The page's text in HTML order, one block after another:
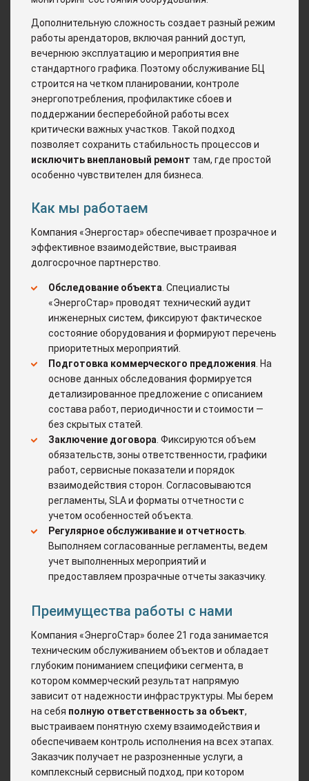
Дополнительную сложность создает разный режим
работы арендаторов, включая ранний доступ,
вечернюю эксплуатацию и мероприятия вне
стандартного графика. Поэтому обслуживание БЦ
строится на четком планировании, контроле
энергопотребления, профилактике сбоев и
поддержании бесперебойной работы всех
критически важных участков. Такой подход
позволяет сохранить стабильность процессов и
исключить внеплановый ремонт там, где простой
особенно чувствителен для бизнеса.
Как мы работаем
Компания «Энергостар» обеспечивает прозрачное и
эффективное взаимодействие, выстраивая
долгосрочное партнерство.
Обследование объекта . Специалисты
«ЭнергоСтар» проводят технический аудит
инженерных систем, фиксируют фактическое
состояние оборудования и формируют перечень
приоритетных мероприятий.
Подготовка коммерческого предложения . На
основе данных обследования формируется
детализированное предложение с описанием
состава работ, периодичности и стоимости —
без скрытых статей.
Заключение договора . Фиксируются объем
обязательств, зоны ответственности, графики
работ, сервисные показатели и порядок
взаимодействия сторон. Согласовываются
регламенты, SLA и форматы отчетности с
учетом особенностей объекта.
Регулярное обслуживание и отчетность
Выполняем согласованные регламенты, ведем
учет выполненных мероприятий и
предоставляем прозрачные отчеты заказчику.
Преимущества работы с нами
Компания «ЭнергоСтар» более 21 года занимается
техническим обслуживанием объектов и обладает
глубоким пониманием специфики сегмента, в
котором коммерческий результат напрямую
зависит от надежности инфраструктуры. Мы берем
на себя полную ответственность за объект,
выстраиваем понятную схему взаимодействия и
обеспечиваем контроль исполнения на всех этапах.
Заказчик получает не разрозненные услуги, а
комплексный сервисный подход, при котором